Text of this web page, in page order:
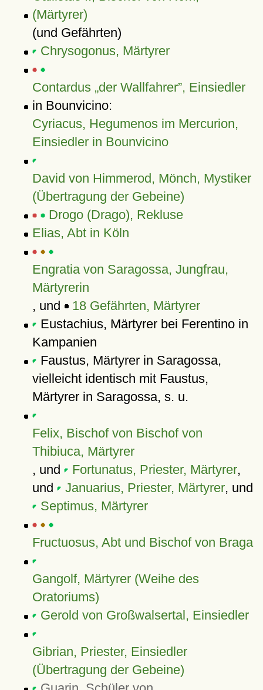
(Märtyrer)
(und Gefährten)
Chrysogonus, Märtyrer
Contardus „der Wallfahrer”, Einsiedler
in Bounvicino:
Cyriacus, Hegumenos im Mercurion,
Einsiedler in Bounvicino
David von Himmerod, Mönch, Mystiker
(Übertragung der Gebeine)
Drogo (Drago), Rekluse
Elias, Abt in Köln
Engratia von Saragossa, Jungfrau,
Märtyrerin
, und
18 Gefährten, Märtyrer
Eustachius, Märtyrer bei Ferentino in
Kampanien
Faustus, Märtyrer in Saragossa,
vielleicht identisch mit Faustus,
Märtyrer in Saragossa, s. u.
Felix, Bischof von Bischof von
Thibiuca, Märtyrer
, und
Fortunatus, Priester, Märtyrer,
und
Januarius, Priester, Märtyrer, und
Septimus, Märtyrer
Fructuosus, Abt und Bischof von Braga
Gangolf, Märtyrer (Weihe des
Oratoriums)
Gerold von Großwalsertal, Einsiedler
Gibrian, Priester, Einsiedler
(Übertragung der Gebeine)